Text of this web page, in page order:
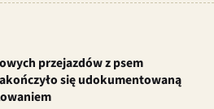
przejazdów z psem
się udokumentowaną